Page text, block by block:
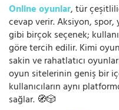
Online oyunlar, tür
cevap verir. Aksiyon, spor,
gibi birçok seçenek;
göre tercih edilir. Kimi
sakin ve rahatlatıcı
oyun sitelerinin geniş bir
kullanıcıların aynı
sağlar. 🧭🎲